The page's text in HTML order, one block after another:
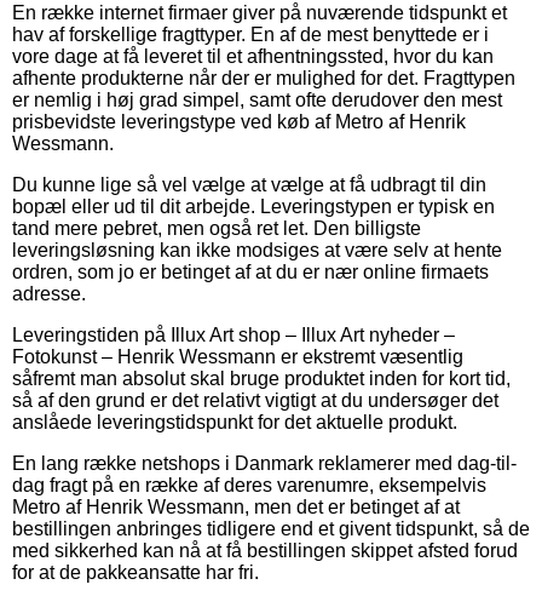
En række internet firmaer giver på nuværende tidspunkt et
hav af forskellige fragttyper. En af de mest benyttede er i
vore dage at få leveret til et afhentningssted, hvor du kan
afhente produkterne når der er mulighed for det. Fragttypen
er nemlig i høj grad simpel, samt ofte derudover den mest
prisbevidste leveringstype ved køb af Metro af Henrik
Wessmann.
Du kunne lige så vel vælge at vælge at få udbragt til din
bopæl eller ud til dit arbejde. Leveringstypen er typisk en
tand mere pebret, men også ret let. Den billigste
leveringsløsning kan ikke modsiges at være selv at hente
ordren, som jo er betinget af at du er nær online firmaets
adresse.
Leveringstiden på Illux Art shop – Illux Art nyheder –
Fotokunst – Henrik Wessmann er ekstremt væsentlig
såfremt man absolut skal bruge produktet inden for kort tid,
så af den grund er det relativt vigtigt at du undersøger det
anslåede leveringstidspunkt for det aktuelle produkt.
En lang række netshops i Danmark reklamerer med dag-til-
dag fragt på en række af deres varenumre, eksempelvis
Metro af Henrik Wessmann, men det er betinget af at
bestillingen anbringes tidligere end et givent tidspunkt, så de
med sikkerhed kan nå at få bestillingen skippet afsted forud
for at de pakkeansatte har fri.